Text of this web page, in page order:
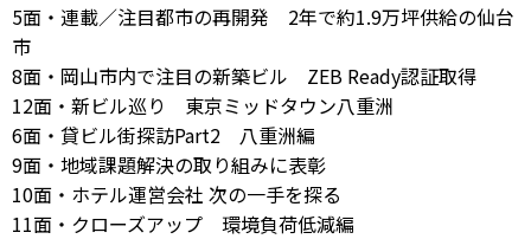
5面・連載／注目都市の再開発 2年で約1.9万坪供給の仙台
市
8面・岡山市内で注目の新築ビル ZEB Ready認証取得
12面・新ビル巡り 東京ミッドタウン八重洲
6面・貸ビル街探訪Part2 八重洲編
9面・地域課題解決の取り組みに表彰
10面・ホテル運営会社 次の一手を探る
11面・クローズアップ 環境負荷低減編